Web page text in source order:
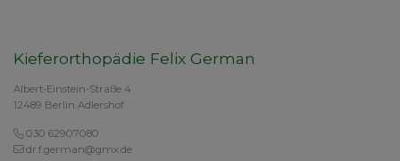
Kieferorthopädie Felix German
Albert-Einstein-Straße 4
12489 Berlin Adlershof
030 62907080
dr.f.german@gmx.de